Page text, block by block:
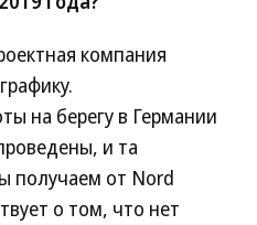
компания
на берегу в Германии
и та
получаем от Nord
о том, что нет